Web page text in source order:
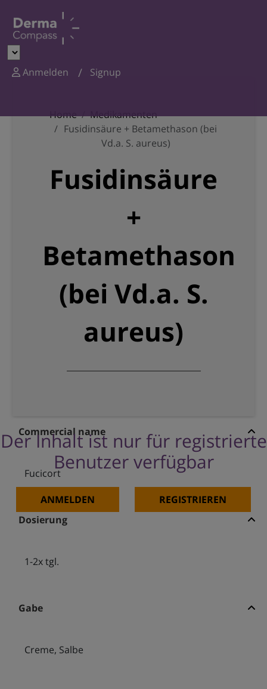
Anmelden Signup
Home
Medikamenten
Fusidinsäure + Betamethason (bei
Vd.a. S. aureus)
Fusidinsäure
+
Betamethason
(bei Vd.a. S.
aureus)
Der Inhalt ist nur für registrierte
Benutzer verfügbar
ANMELDEN REGISTRIEREN
Commercial name
Fucicort
Dosierung
1-2x tgl.
Gabe
Creme, Salbe